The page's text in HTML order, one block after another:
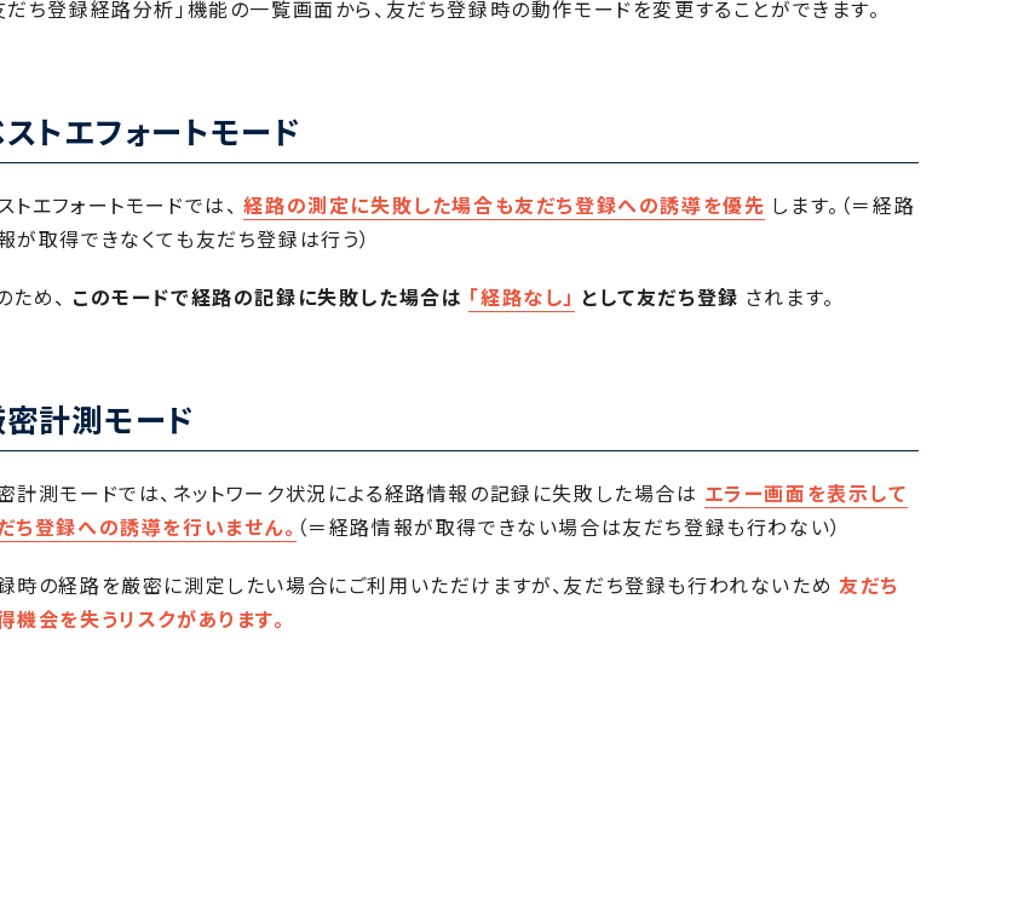
だち登録経路分析」機能の一覧画面から、友だち登録時の動作モードを変更することができます。
トエフォートモード
トエフォートモードでは、 経路の測定に失敗した場合も友だち登録への誘導を優先 します。（＝経路
が取得できなくても友だち登録は行う）
ため、 このモードで経路の記録に失敗した場合は 「経路なし」 として友だち登録 されます。
計測モード
計測モードでは、ネットワーク状況による経路情報の記録に失敗した場合は エラー画面を表示して
ち登録への誘導を行いません。 （＝経路情報が取得できない場合は友だち登録も行わない）
時の経路を厳密に測定したい場合にご利用いただけますが、友だち登録も行われないため 友だち
機会を失うリスクがあります。